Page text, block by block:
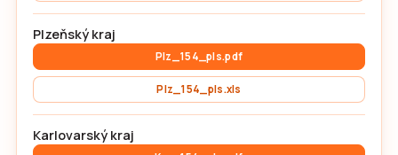
Plzeňský kraj
Plz_154_pls.pdf
Plz_154_pls.xls
Karlovarský kraj